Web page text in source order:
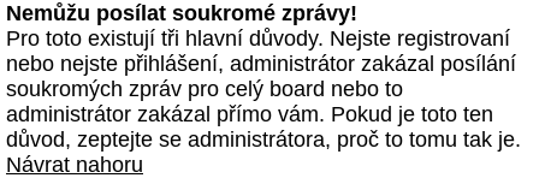
Nemůžu posílat soukromé zprávy!
Pro toto existují tři hlavní důvody. Nejste registrovaní
nebo nejste přihlášení, administrátor zakázal posílání
soukromých zpráv pro celý board nebo to
administrátor zakázal přímo vám. Pokud je toto ten
důvod, zeptejte se administrátora, proč to tomu tak je.
Návrat nahoru